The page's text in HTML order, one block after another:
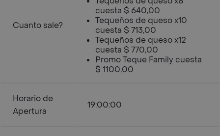
Cuanto sale?
cuesta $ 640,00
Tequeños de queso x10
cuesta $ 713,00
Tequeños de queso x12
cuesta $ 770,00
Promo Teque Family cuesta
$ 1100,00
Horario de
Apertura
19:00:00